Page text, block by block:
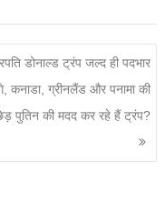
डोनाल्ड ट्रंप जल्द ही पदभार
कनाडा, ग्रीनलैंड और पनामा की
पुतिन की मदद कर रहे हैं ट्रंप?